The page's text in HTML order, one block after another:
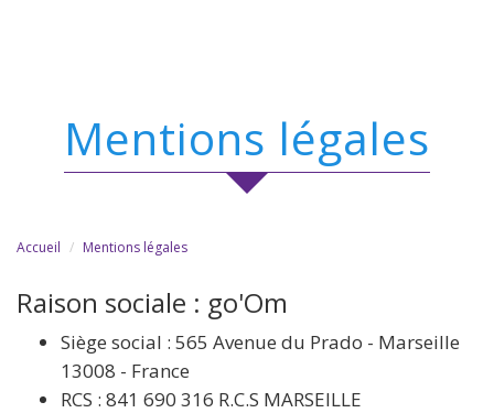
mentions légales
Accueil Mentions légales
Raison sociale : go'Om
Siège social : 565 Avenue du Prado - Marseille
13008 - France
RCS : 841 690 316 R.C.S MARSEILLE